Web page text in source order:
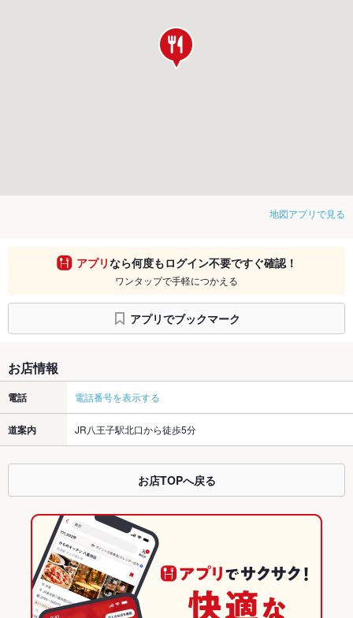
地図アプリで見る
アプリなら何度もログイン不要ですぐ確認！
ワンタップで手軽につかえる
アプリでブックマーク
お店情報
電話 電話番号を表示する
道案内 JR八王子駅北口から徒歩5分
お店TOPへ戻る